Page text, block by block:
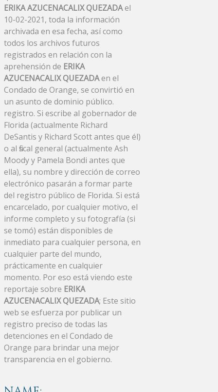
ERIKA AZUCENACALIX QUEZADAel
10-02-2021, toda la información
archivada en esa fecha, así como
todos los archivos futuros
registrados en relación con la
aprehensión de ERIKA
AZUCENACALIX QUEZADAen el
Condado de Orange, se convirtió en
un asunto de dominio público.
registro. Si escribe al gobernador de
Florida (actualmente Richard
DeSantis y Richard Scott antes que él)
o al fiscal general (actualmente Ash
Moody y Pamela Bondi antes que
ella), su nombre y dirección de correo
electrónico pasarán a formar parte
del registro público de Florida. Si está
encarcelado, por cualquier motivo, el
informe completo y su fotografía (si
se tomó) están disponibles de
inmediato para cualquier persona, en
cualquier parte del mundo,
prácticamente en cualquier
momento. Por eso está viendo este
reportaje sobre ERIKA
AZUCENACALIX QUEZADA; Este sitio
web se esfuerza por publicar un
registro preciso de todas las
detenciones en el Condado de
Orange para brindar una mejor
transparencia en el gobierno.